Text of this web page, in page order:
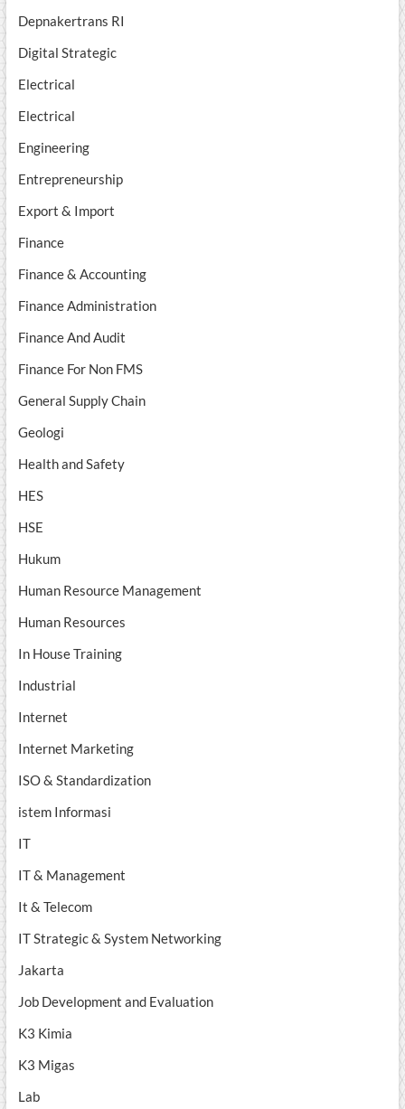
Depnakertrans RI
Digital Strategic
Electrical
Electrical
Engineering
Entrepreneurship
Export & Import
Finance
Finance & Accounting
Finance Administration
Finance And Audit
Finance For Non FMS
General Supply Chain
Geologi
Health and Safety
HES
HSE
Hukum
Human Resource Management
Human Resources
In House Training
Industrial
Internet
Internet Marketing
ISO & Standardization
istem Informasi
IT
IT & Management
It & Telecom
IT Strategic & System Networking
Jakarta
Job Development and Evaluation
K3 Kimia
K3 Migas
Lab